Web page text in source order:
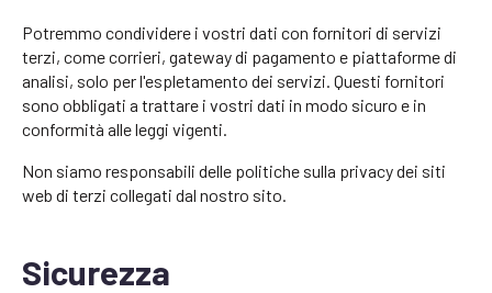
Potremmo condividere i vostri dati con fornitori di servizi
terzi, come corrieri, gateway di pagamento e piattaforme di
analisi, solo per l'espletamento dei servizi. Questi fornitori
sono obbligati a trattare i vostri dati in modo sicuro e in
conformità alle leggi vigenti.
Non siamo responsabili delle politiche sulla privacy dei siti
web di terzi collegati dal nostro sito.
Sicurezza